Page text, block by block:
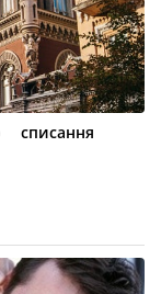
списання